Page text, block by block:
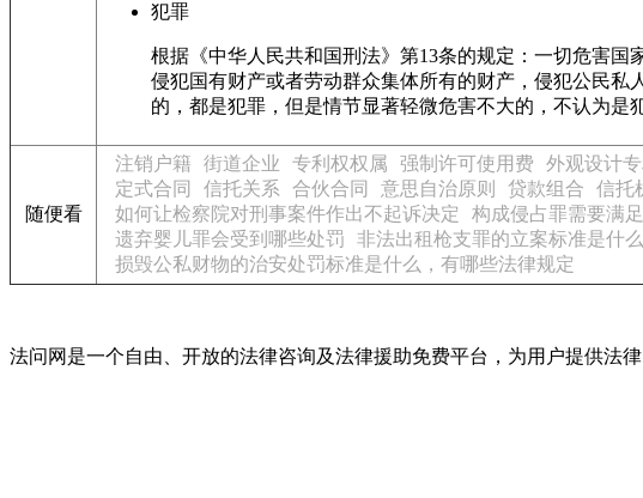
犯罪
根据《中华人民共和国刑法》第13条的规定：一切危害
侵犯国有财产或者劳动群众集体所有的财产，侵犯公民
的，都是犯罪，但是情节显著轻微危害不大的，不认为是
随便看
注销户籍 街道企业 专利权权属 强制许可使用费 外观设计
定式合同
信托关系 合伙合同 意思自治原则 贷款组合 信托
如何让检察院对刑事案件作出不起诉决定
构成侵占罪需要满
遗弃婴儿罪会受到哪些处罚
非法出租枪支罪的立案标准是什么
损毁公私财物的治安处罚标准是什么，有哪些法律规定
法问网是一个自由、开放的法律咨询及法律援助免费平台，为用户提供法